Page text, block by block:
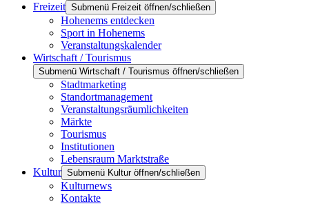
Freizeit Submenü Freizeit öffnen/schließen
Hohenems entdecken
Sport in Hohenems
Veranstaltungskalender
Wirtschaft / Tourismus
Submenü Wirtschaft / Tourismus öffnen/schließen
Stadtmarketing
Standortmanagement
Veranstaltungsräumlichkeiten
Märkte
Tourismus
Institutionen
Lebensraum Marktstraße
Kultur Submenü Kultur öffnen/schließen
Kulturnews
Kontakte